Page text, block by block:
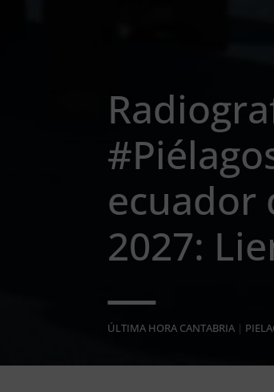
ecuador
2027:
ÚLTIMA HORA CANTABRIA |